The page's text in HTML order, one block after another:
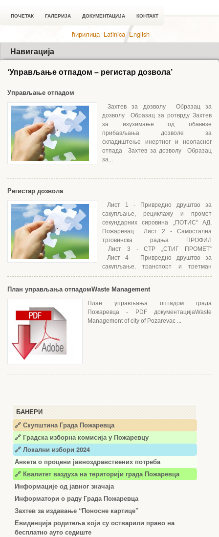
ПОЧЕТАК ГАЛЕРИЈА ДОКУМЕНТАЦИЈА КОНТАКТ
ћирилица Latinica English
Навигација
БАНЕРИ
🔗 Скупштина Града Пожаревца
🔗 Градска изборна комисија у Пожаревцу
🔗 Локални избори 2024
Анкета о процени јавноздравствених потреба
🔗 Квалитет ваздуха на територији града Пожаревца
Информације од јавног значаја
Информатори о раду Града Пожаревца
Захтев за издавање “Поносне картице”
Евиденција родитеља који су остварили право на
бесплатно ауто седиште
‘Управљање отпадом – регистар дозвола’
Управљање отпадом
Захтев за дозволу Образац за
дозволу Образац за pотврду Захтев
за изузимање од обавезе
прибављања дозволе за
складиштење инертног и неопасног
отпада Захтев за дозволу Образац
за...
Регистар дозвола
Лист 1 - Привредно друштво за
сакупљање, рециклажу и промет
секундарних сировина „ПОТИС“ АД,
Пожаревац Лист 2 - Самостална
трговинска радња ПРОФИЛ
Лист 3 - СТР „СТИГ ПРОМЕТ“
Лист 4 - Привредно друштво за
сакупљање, транспорт и третман
опасног отпада „ЕКО-21“ ДОО Лист 5 - “РИСТИЋ М012“ д.о.о.
Пожаревац Лист 7 - МОДЕКОЛО д.о.о. Београд Лист 8 - МОДЕКОЛО
План управљања отпадомWaste Management
План управљања оптадом града
Пожаревца - PDF документацијаWaste
Management of city of Pozarevac ...